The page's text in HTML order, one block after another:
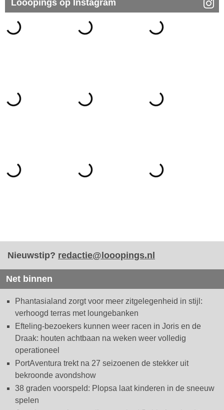
Looopings op Instagram
Nieuwstip? redactie@looopings.nl
Net binnen
Phantasialand zorgt voor meer zitgelegenheid in stijl:
verhoogd terras met loungebanken
Efteling-bezoekers kunnen weer racen in Joris en de
Draak: houten achtbaan na weken weer volledig
operationeel
PortAventura trekt na 27 seizoenen de stekker uit
bekroonde avondshow
38 graden voorspeld: Plopsa laat kinderen in de sneeuw
spelen